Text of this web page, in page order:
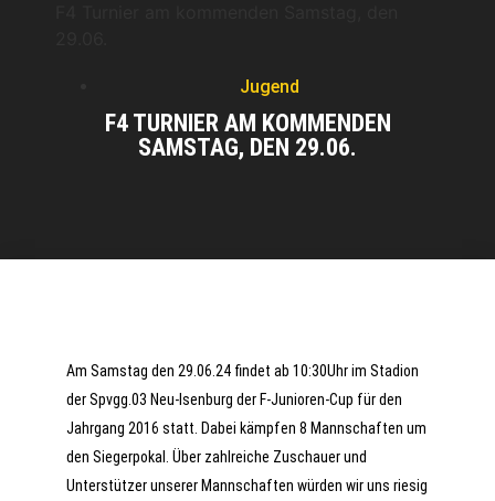
Jugend
F4 TURNIER AM KOMMENDEN
SAMSTAG, DEN 29.06.
Am Samstag den 29.06.24 findet ab 10:30Uhr im Stadion
der Spvgg.03 Neu-Isenburg der F-Junioren-Cup für den
Jahrgang 2016 statt. Dabei kämpfen 8 Mannschaften um
den Siegerpokal. Über zahlreiche Zuschauer und
Unterstützer unserer Mannschaften würden wir uns riesig